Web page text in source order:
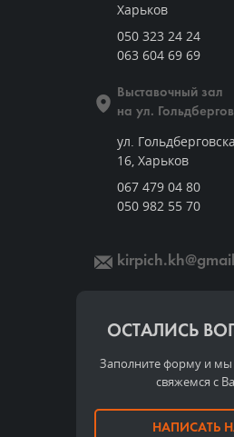
Харьков
050 323 24 24
063 604 69 69
Выставочный зал
на ул.
ул.
16, Харьков
067 479 04 80
050 982 55 70
ОСТАЛИСЬ
Заполните форму и мы
свяжемся с
НАПИСАТЬ